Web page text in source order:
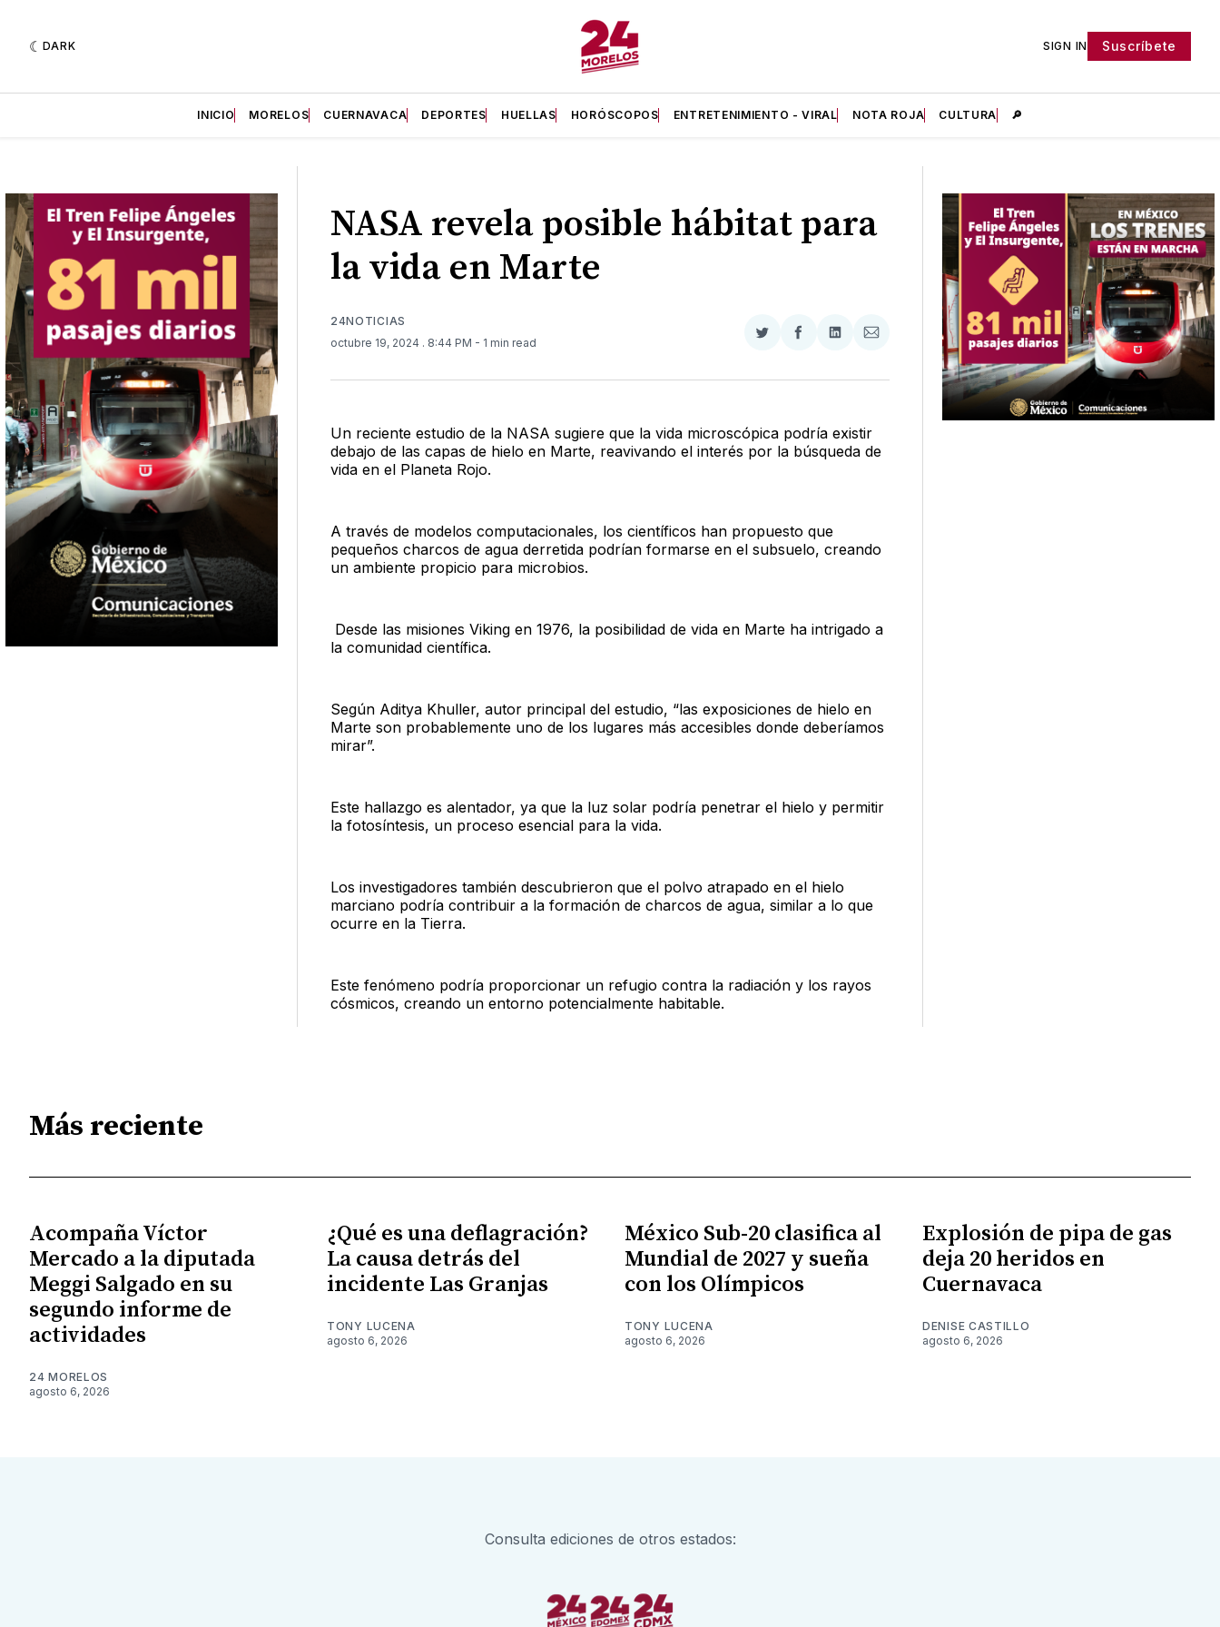
DARK SIGN IN Suscríbete
INICIO MORELOS CUERNAVACA DEPORTES HUELLAS HORÓSCOPOS ENTRETENIMIENTO - VIRAL NOTA ROJA CULTURA 🔎
NASA revela posible hábitat para
la vida en Marte
24NOTICIAS
octubre 19, 2024 . 8:44 PM - 1 min read
Compartir
Twitter
Compartir
Facebook
Compartir
LinkedIn
Compartir
Email
Un reciente estudio de la NASA sugiere que la vida microscópica podría existir
debajo de las capas de hielo en Marte, reavivando el interés por la búsqueda de
vida en el Planeta Rojo.
A través de modelos computacionales, los científicos han propuesto que
pequeños charcos de agua derretida podrían formarse en el subsuelo, creando
un ambiente propicio para microbios.
Desde las misiones Viking en 1976, la posibilidad de vida en Marte ha intrigado a
la comunidad científica.
Según Aditya Khuller, autor principal del estudio, “las exposiciones de hielo en
Marte son probablemente uno de los lugares más accesibles donde deberíamos
mirar”.
Este hallazgo es alentador, ya que la luz solar podría penetrar el hielo y permitir
la fotosíntesis, un proceso esencial para la vida.
Los investigadores también descubrieron que el polvo atrapado en el hielo
marciano podría contribuir a la formación de charcos de agua, similar a lo que
ocurre en la Tierra.
Este fenómeno podría proporcionar un refugio contra la radiación y los rayos
cósmicos, creando un entorno potencialmente habitable.
Más reciente
Acompaña Víctor
Mercado a la diputada
Meggi Salgado en su
segundo informe de
actividades
24 MORELOS
agosto 6, 2026
¿Qué es una deflagración?
La causa detrás del
incidente Las Granjas
TONY LUCENA
agosto 6, 2026
México Sub-20 clasifica al
Mundial de 2027 y sueña
con los Olímpicos
TONY LUCENA
agosto 6, 2026
Explosión de pipa de gas
deja 20 heridos en
Cuernavaca
DENISE CASTILLO
agosto 6, 2026
Consulta ediciones de otros estados: